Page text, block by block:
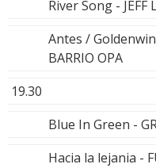
River Song - JEFF
Antes /
BARRIO OPA
19.30
Blue In Green -
Hacia la lejania -